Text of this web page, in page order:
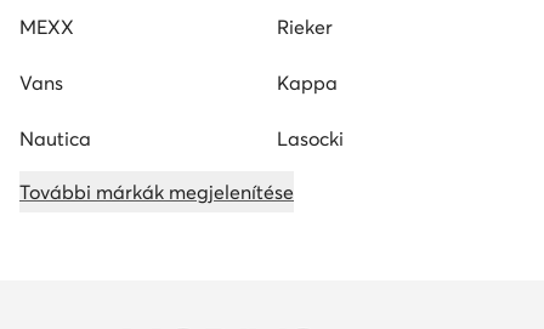
MEXX Rieker
Vans Kappa
Nautica Lasocki
További márkák megjelenítése